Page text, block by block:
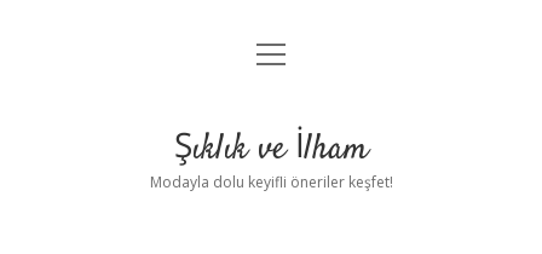
Anasayfa
Yasal Uyarı
menüyü
Şıklık ve İlham
Modayla dolu keyifli öneriler keşfet!